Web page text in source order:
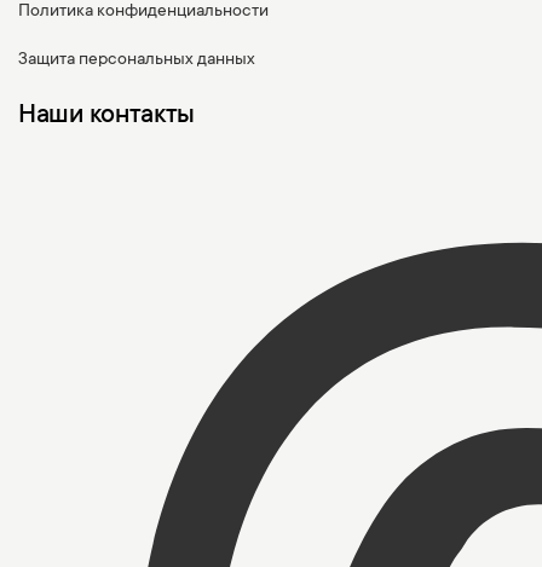
Политика конфиденциальности
Защита персональных данных
Наши контакты